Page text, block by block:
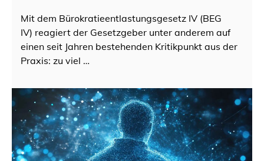
Mit dem Bürokratieentlastungsgesetz IV (BEG
IV) reagiert der Gesetzgeber unter anderem auf
einen seit Jahren bestehenden Kritikpunkt aus der
Praxis: zu viel …